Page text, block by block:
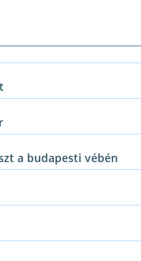
a budapesti vébén